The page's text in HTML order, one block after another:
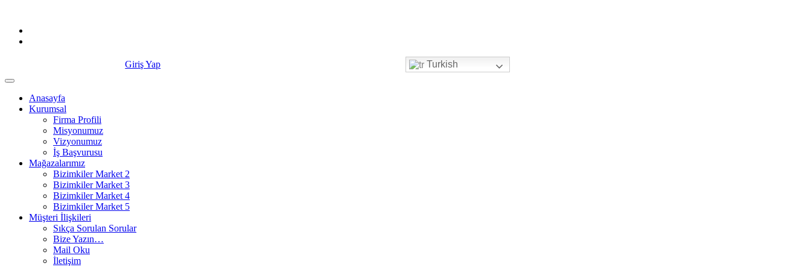
content
Giriş Yap Turkish
Anasayfa
Kurumsal
Firma Profili
Misyonumuz
Vizyonumuz
İş Başvurusu
Mağazalarımız
Bizimkiler Market 2
Bizimkiler Market 3
Bizimkiler Market 4
Bizimkiler Market 5
Müşteri İlişkileri
Sıkça Sorulan Sorular
Bize Yazın…
Mail Oku
İletişim